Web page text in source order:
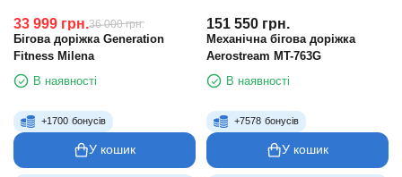
33 999 грн.36 000 грн.
Бігова доріжка Generation
Fitness Milena
В наявності
+1700 бонусів
У кошик
151 550 грн.
Механічна бігова доріжка
Aerostream MT-763G
В наявності
+7578 бонусів
У кошик